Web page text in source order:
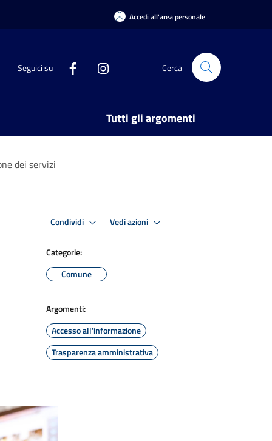
Accedi all'area personale
Seguici su Cerca
Tutti gli argomenti
dei servizi
Condividi Vedi azioni
Categorie:
Comune
Argomenti:
Accesso all'informazione
Trasparenza amministrativa